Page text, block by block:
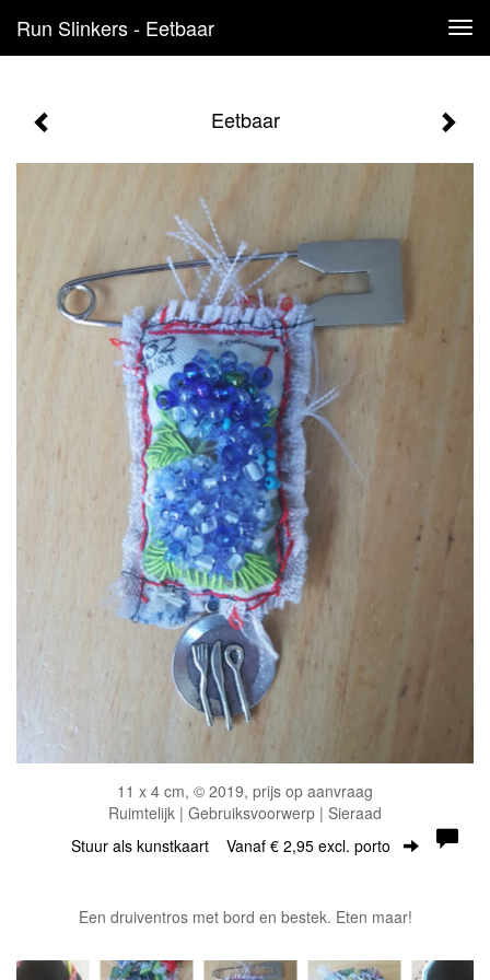
Run Slinkers - Eetbaar
Eetbaar
11 x 4 cm, © 2019, prijs op aanvraag
Ruimtelijk | Gebruiksvoorwerp | Sieraad
Stuur als kunstkaart Vanaf € 2,95 excl. porto
Een druiventros met bord en bestek. Eten maar!